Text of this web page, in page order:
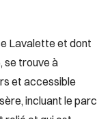
Lavalette et dont
se trouve à
et accessible
incluant le parc